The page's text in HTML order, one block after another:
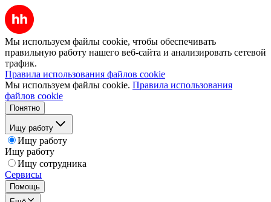
Мы используем файлы cookie, чтобы обеспечивать
правильную работу нашего веб-сайта и анализировать сетевой
трафик.
Правила использования файлов cookie
Мы используем файлы cookie. Правила использования
файлов cookie
Понятно
Ищу работу
Ищу работу
Ищу работу
Ищу сотрудника
Сервисы
Помощь